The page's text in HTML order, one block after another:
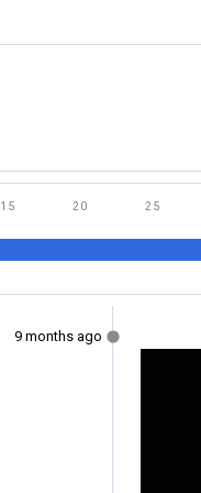
15 20 25
9 months ago